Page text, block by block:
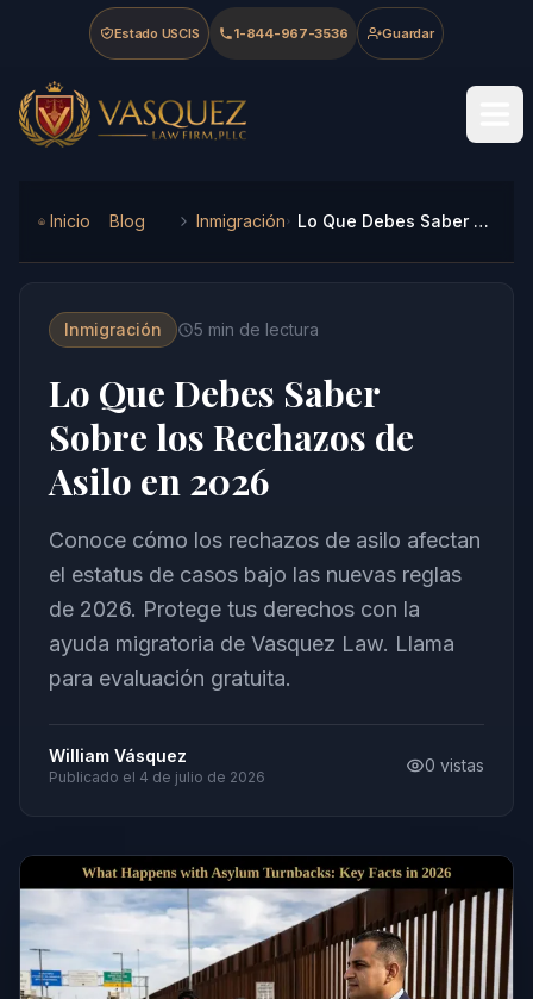
Skip to main content
Skip to navigation
Skip to footer
Estado USCIS 1-844-967-3536 Guardar
Vasquez Law Firm - Home
Inicio Blog Inmigración Lo Que Debes Saber Sobre los Rechazos de Asilo en 2026
Inmigración 5 min de lectura
Lo Que Debes Saber
Sobre los Rechazos de
Asilo en 2026
Conoce cómo los rechazos de asilo afectan
el estatus de casos bajo las nuevas reglas
de 2026. Protege tus derechos con la
ayuda migratoria de Vasquez Law. Llama
para evaluación gratuita.
William Vásquez
Publicado el 4 de julio de 2026
0 vistas